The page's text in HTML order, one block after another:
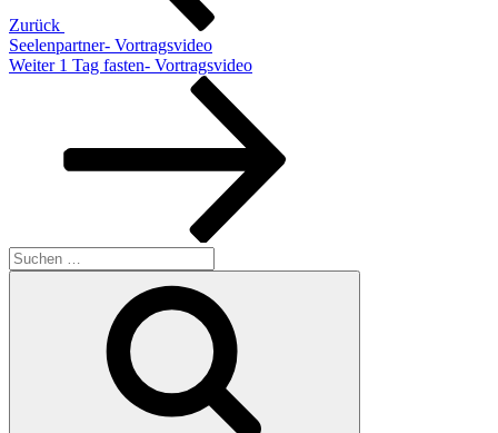
Zurück
Seelenpartner- Vortragsvideo
Nächster
Weiter 1 Tag fasten- Vortragsvideo
Suchen
nach: